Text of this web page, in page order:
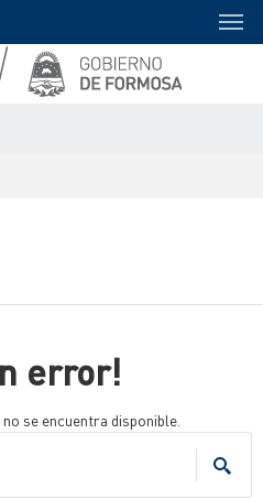
error!
se encuentra disponible.